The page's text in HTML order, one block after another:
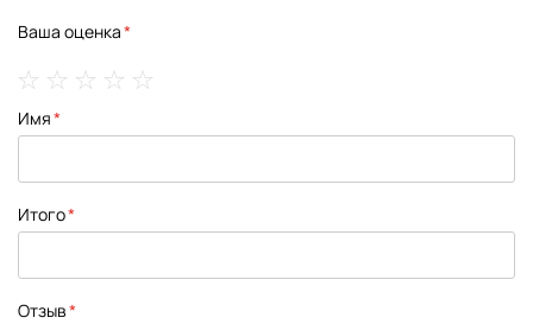
Ваша оценка
star
stars
stars
stars
stars
Имя
Итого
Отзыв